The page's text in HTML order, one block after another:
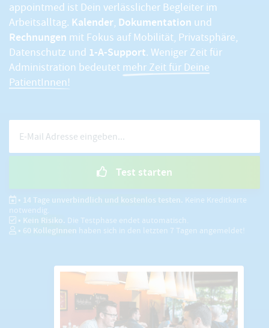
appointmed ist Dein verlässlicher Begleiter im
Arbeitsalltag. Kalender, Dokumentation und
Rechnungen mit Fokus auf Mobilität, Privatsphäre,
Datenschutz und 1-A-Support. Weniger Zeit für
Administration bedeutet mehr Zeit für Deine
PatientInnen!
Test starten
• 14 Tage unverbindlich und kostenlos testen. Keine Kreditkarte
notwendig.
• Kein Risiko. Die Testphase endet automatisch.
• 60 KollegInnen haben sich in den letzten 7 Tagen angemeldet!